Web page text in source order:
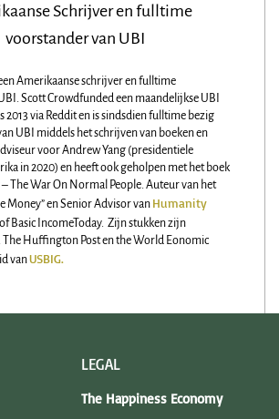
Schrijver en fulltime
voorstander van UBI
Amerikaanse schrijver en fulltime
Scott Crowdfunded een maandelijkse UBI
2013 via Reddit en is sindsdien fulltime bezig
UBI middels het schrijven van boeken en
voor Andrew Yang (presidentiele
in 2020) en heeft ook geholpen met het boek
The War On Normal People. Auteur van het
Money” en Senior Advisor van Humanity
Basic IncomeToday. Zijn stukken zijn
The Huffington Post en the World Eonomic
vanUSBIG.
LEGAL
The Happiness Economy